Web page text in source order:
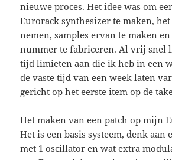
nieuwe proces. Het idee was om
Eurorack synthesizer te maken, het
nemen, samples ervan te maken
nummer te fabriceren. Al vrij snel
tijd limieten aan die ik heb in een
de vaste tijd van een week laten
gericht op het eerste item op de
Het maken van een patch op mijn
Het is een basis systeem, denk aan
met 1 oscillator en wat extra